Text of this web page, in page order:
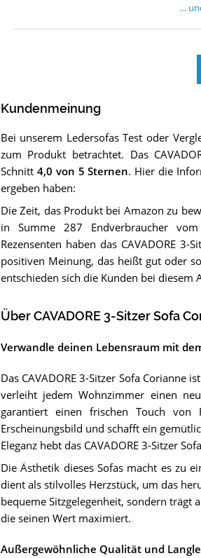
…
Kundenmeinung
Bei unserem LedersofasTest oder
zum Produkt betrachtet. Das
Schnitt 4,0 von 5 Sternen. Hier die
ergeben haben:
Die Zeit, das Produkt bei Amazon zu
in Summe 287 Endverbraucher
Rezensenten haben das CAVADORE
positiven Meinung, das heißt gut oder
entschieden sich die Kunden bei
Über CAVADORE 3-Sitzer Sofa
Verwandle deinen Lebensraum mit
Das CAVADORE 3-Sitzer Sofa
verleiht jedem Wohnzimmer einen
garantiert einen frischen Touch von
Erscheinungsbild und schafft ein
Eleganz hebt das CAVADORE 3-Sitzer
Die Ästhetik dieses Sofas macht es zu
dient als stilvolles Herzstück, um das
bequeme Sitzgelegenheit, sondern trägt
die seinen Wert maximiert.
Außergewöhnliche Qualität und